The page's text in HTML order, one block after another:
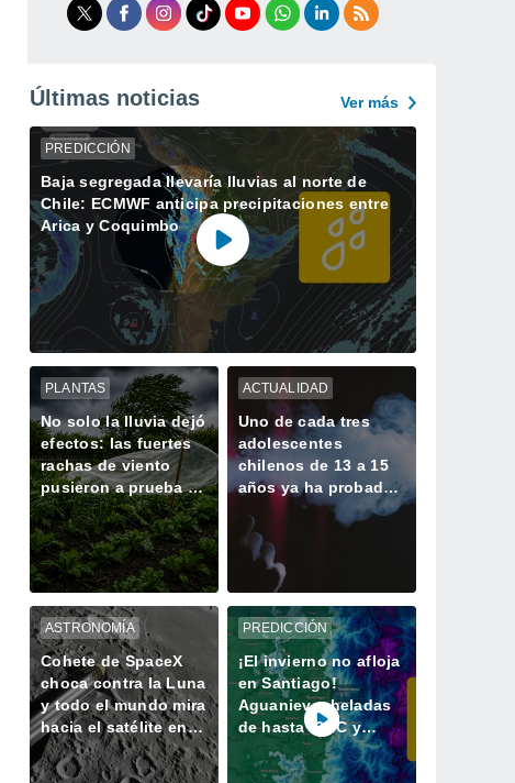
Últimas noticias Ver más
PREDICCIÓN
Baja segregada llevaría lluvias al norte de
Chile: ECMWF anticipa precipitaciones entre
Arica y Coquimbo
PLANTAS
No solo la lluvia dejó
efectos: las fuertes
rachas de viento
pusieron a prueba a
frutales y cultivos
ACTUALIDAD
Uno de cada tres
adolescentes
chilenos de 13 a 15
años ya ha probado
un vapeador
ASTRONOMÍA
Cohete de SpaceX
choca contra la Luna
y todo el mundo mira
hacia el satélite en
busca del cráter
PREDICCIÓN
¡El invierno no afloja
en Santiago!
Aguanieve, heladas
de hasta -3 °C y
chubascos marcarán
el fin de semana en